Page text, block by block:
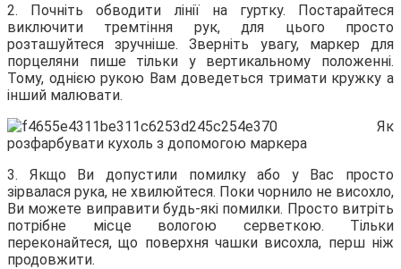
2. Почніть обводити лінії на гуртку. Постарайтеся
виключити тремтіння рук, для цього просто
розташуйтеся зручніше. Зверніть увагу, маркер для
порцеляни пише тільки у вертикальному положенні.
Тому, однією рукою Вам доведеться тримати кружку а
інший малювати.
3. Якщо Ви допустили помилку або у Вас просто
зірвалася рука, не хвилюйтеся. Поки чорнило не висохло,
Ви можете виправити будь-які помилки. Просто витріть
потрібне місце вологою серветкою. Тільки
переконайтеся, що поверхня чашки висохла, перш ніж
продовжити.